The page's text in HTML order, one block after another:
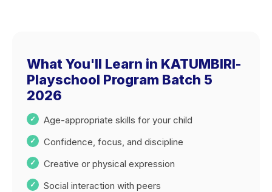
What You'll Learn in KATUMBIRI-
Playschool Program Batch 5
2026
Age-appropriate skills for your child
Confidence, focus, and discipline
Creative or physical expression
Social interaction with peers